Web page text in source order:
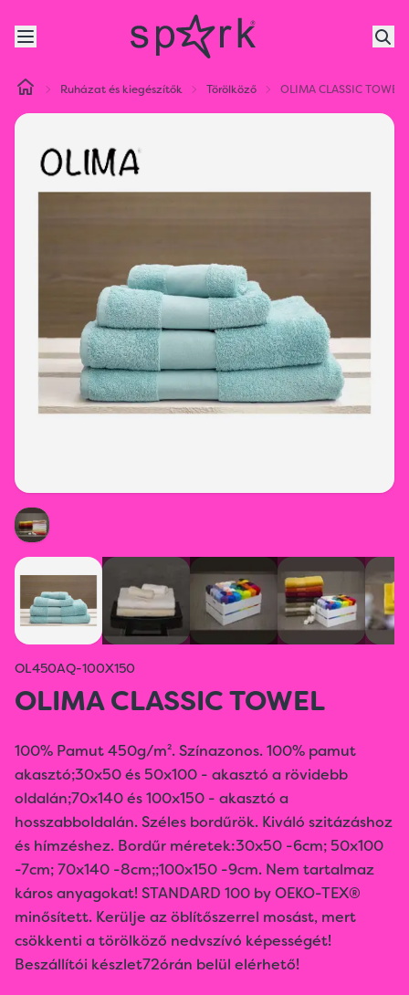
Ruházat és kiegészítők Törölköző OLIMA CLASSIC TOWEL
OL450AQ-100X150
OLIMA CLASSIC TOWEL
100% Pamut 450g/m². Színazonos. 100% pamut
akasztó;30x50 és 50x100 - akasztó a rövidebb
oldalán;70x140 és 100x150 - akasztó a
hosszabboldalán. Széles bordűrök. Kiváló szitázáshoz
és hímzéshez. Bordűr méretek:30x50 -6cm; 50x100
-7cm; 70x140 -8cm;;100x150 -9cm. Nem tartalmaz
káros anyagokat! STANDARD 100 by OEKO-TEX®
minősített. Kerülje az öblítőszerrel mosást, mert
csökkenti a törölköző nedvszívó képességét!
Beszállítói készlet72órán belül elérhető!